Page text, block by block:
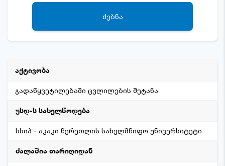
ᲫᲔᲑᲜᲐ
გადაწყვეტილებაში ცვლილების შეტანა
სსიპ - აკაკი წერეთლის სახელმწიფო უნივერსიტეტი